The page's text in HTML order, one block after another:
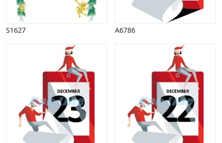
Påske
Penge, finans
Piktogrammer
Politik, arbejdsmarked
Restauration, hotel
Scenarier
Skibe, både, søfart
Sommer
Spil
Sport
Spots
S1627 A6786